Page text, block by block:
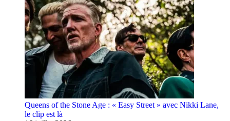
Queens of the Stone Age : « Easy Street » avec Nikki Lane,
le clip est là